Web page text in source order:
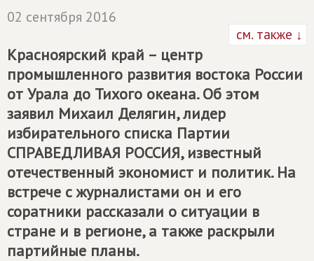
02 сентября 2016
см. также ↓
Красноярский край – центр
промышленного развития востока России
от Урала до Тихого океана. Об этом
заявил Михаил Делягин, лидер
избирательного списка Партии
СПРАВЕДЛИВАЯ РОССИЯ, известный
отечественный экономист и политик. На
встрече с журналистами он и его
соратники рассказали о ситуации в
стране и в регионе, а также раскрыли
партийные планы.